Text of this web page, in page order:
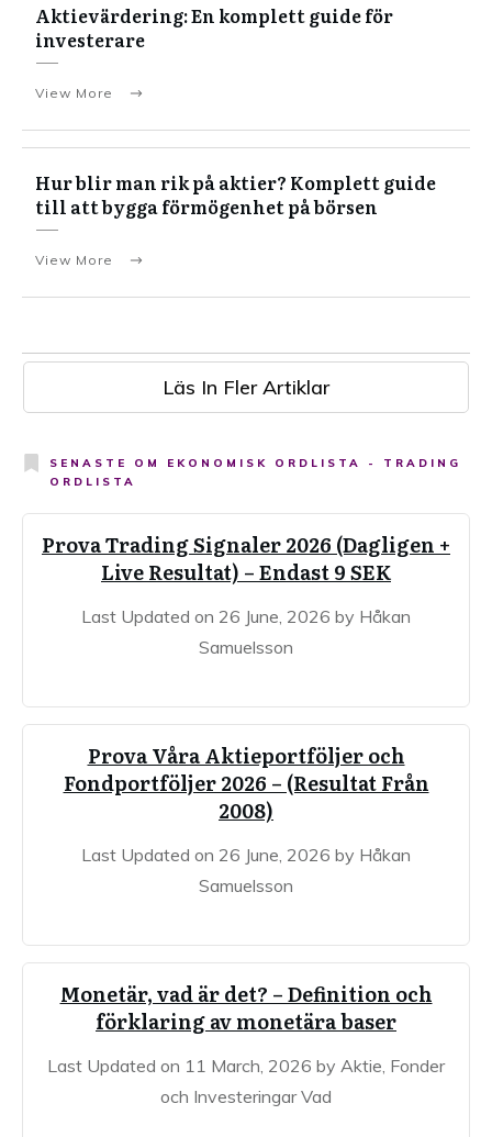
Aktievärdering: En komplett guide för
investerare
View More
Hur blir man rik på aktier? Komplett guide
till att bygga förmögenhet på börsen
View More
Läs In Fler Artiklar
SENASTE OM EKONOMISK ORDLISTA - TRADING
ORDLISTA
Prova Trading Signaler 2026 (Dagligen +
Live Resultat) – Endast 9 SEK
Last Updated on 26 June, 2026 by Håkan
Samuelsson
Prova Våra Aktieportföljer och
Fondportföljer 2026 – (Resultat Från
2008)
Last Updated on 26 June, 2026 by Håkan
Samuelsson
Monetär, vad är det? – Definition och
förklaring av monetära baser
Last Updated on 11 March, 2026 by Aktie, Fonder
och Investeringar Vad